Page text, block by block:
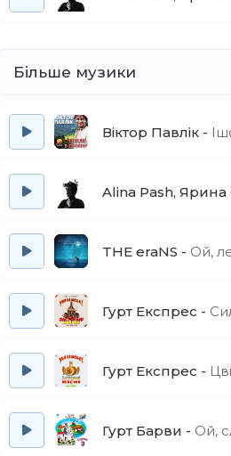
За те тебе полюбила (ти
Чорні брови козака! (чорні
А дівчина-горлиця до
А козак, як орел, як побачив,
Більше музики
Віктор Павлік
Alina Pash, Ярина
THE eraNS Ой,
Гурт Експрес
Гурт Експрес
Гурт Барви Ой,